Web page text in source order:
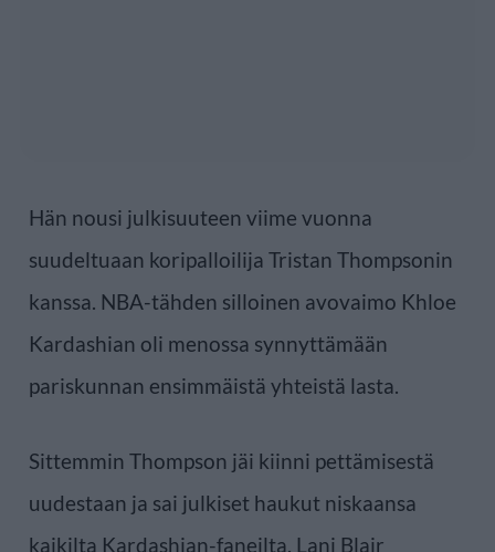
Hän nousi julkisuuteen viime vuonna
suudeltuaan koripalloilija Tristan Thompsonin
kanssa. NBA-tähden silloinen avovaimo Khloe
Kardashian oli menossa synnyttämään
pariskunnan ensimmäistä yhteistä lasta.
Sittemmin Thompson jäi kiinni pettämisestä
uudestaan ja sai julkiset haukut niskaansa
kaikilta Kardashian-faneilta. Lani Blair